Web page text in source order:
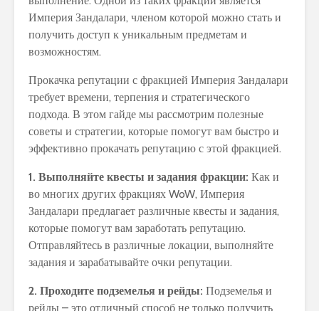
Империя Зандалари, членом которой можно стать и
получить доступ к уникальным предметам и
возможностям.
Прокачка репутации с фракцией Империя Зандалари
требует времени, терпения и стратегического
подхода. В этом гайде мы рассмотрим полезные
советы и стратегии, которые помогут вам быстро и
эффективно прокачать репутацию с этой фракцией.
1. Выполняйте квесты и задания фракции: Как и
во многих других фракциях WoW, Империя
Зандалари предлагает различные квесты и задания,
которые помогут вам заработать репутацию.
Отправляйтесь в различные локации, выполняйте
задания и зарабатывайте очки репутации.
2. Проходите подземелья и рейды: Подземелья и
рейды – это отличный способ не только получить